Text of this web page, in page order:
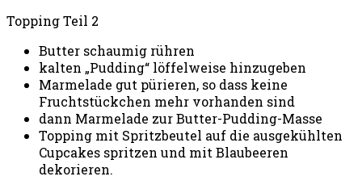
Topping Teil 2
Butter schaumig rühren
kalten „Pudding“ löffelweise hinzugeben
Marmelade gut pürieren, so dass keine
Fruchtstückchen mehr vorhanden sind
dann Marmelade zur Butter-Pudding-Masse
Topping mit Spritzbeutel auf die ausgekühlten
Cupcakes spritzen und mit Blaubeeren
dekorieren.